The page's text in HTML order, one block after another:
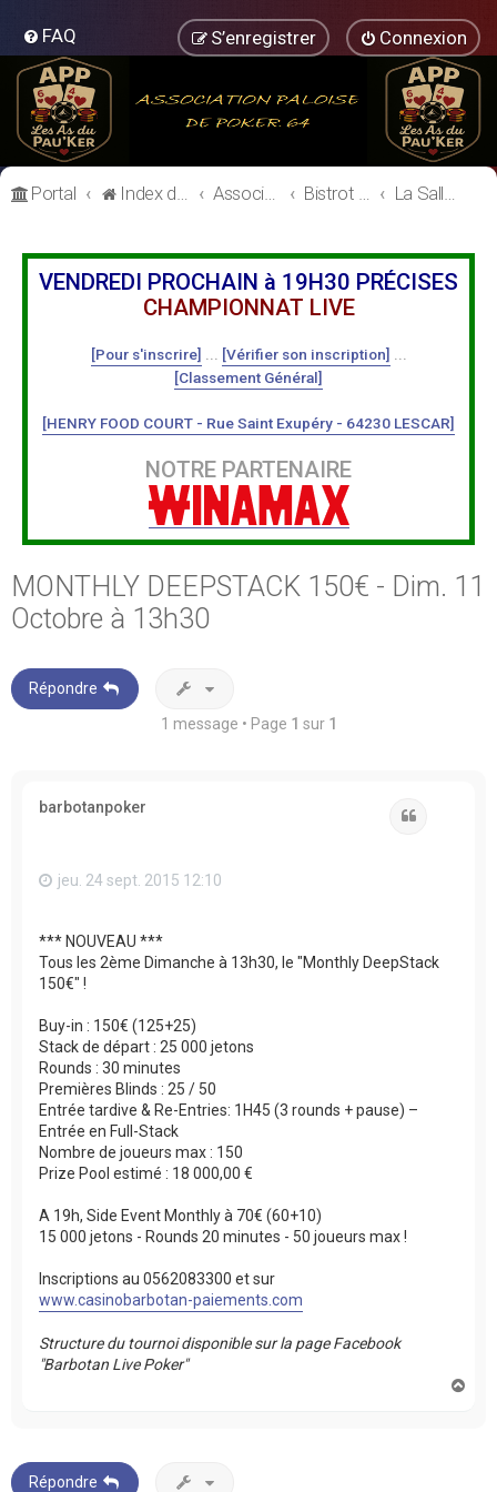
FAQ Connexion
S’enregistrer
Portal Index du forum Association Paloise de Poker Bistrot de l'Association Paloise de Poker La Salle de Poker
VENDREDI PROCHAIN à 19H30 PRÉCISES
CHAMPIONNAT LIVE
[Pour s'inscrire] [Vérifier son inscription]
[Classement Général]
[HENRY FOOD COURT - Rue Saint Exupéry - 64230 LESCAR]
NOTRE PARTENAIRE
MONTHLY DEEPSTACK 150€ - Dim. 11
Octobre à 13h30
Répondre
1 message • Page 1 sur 1
barbotanpoker
jeu. 24 sept. 2015 12:10
*** NOUVEAU ***
Tous les 2ème Dimanche à 13h30, le "Monthly DeepStack
150€" !
Buy-in : 150€ (125+25)
Stack de départ : 25 000 jetons
Rounds : 30 minutes
Premières Blinds : 25 / 50
Entrée tardive & Re-Entries: 1H45 (3 rounds + pause) –
Entrée en Full-Stack
Nombre de joueurs max : 150
Prize Pool estimé : 18 000,00 €
A 19h, Side Event Monthly à 70€ (60+10)
15 000 jetons - Rounds 20 minutes - 50 joueurs max !
Inscriptions au 0562083300 et sur
www.casinobarbotan-paiements.com
Structure du tournoi disponible sur la page Facebook
"Barbotan Live Poker"
Répondre